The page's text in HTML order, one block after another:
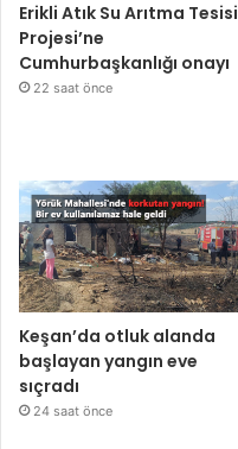
Erikli Atık Su Arıtma Tesisi
Projesi’ne
Cumhurbaşkanlığı onayı
22 saat önce
Keşan’da otluk alanda
başlayan yangın eve
sıçradı
24 saat önce